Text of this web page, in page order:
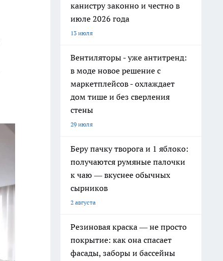
канистру законно и честно в
июле 2026 года
13 июля
Вентиляторы - уже антитренд:
в моде новое решение с
маркетплейсов - охлаждает
дом тише и без сверления
стены
29 июля
Беру пачку творога и 1 яблоко:
получаются румяные палочки
к чаю — вкуснее обычных
сырников
2 августа
Резиновая краска — не просто
покрытие: как она спасает
фасады, заборы и бассейны